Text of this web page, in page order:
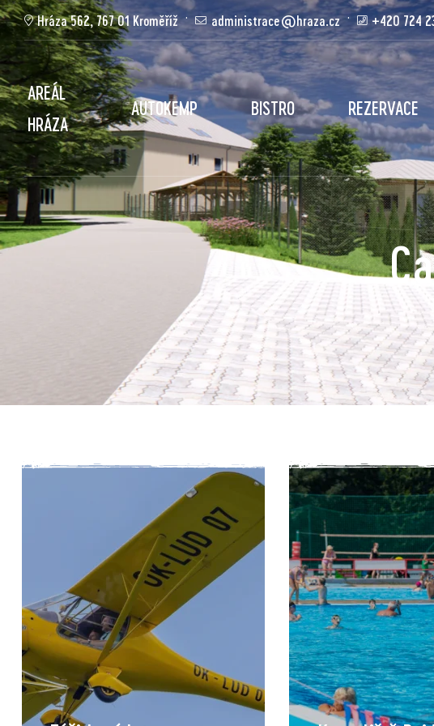
Hráza 562, 767 01 Kroměříž administrace@hraza.cz +420 724
AREÁL
HRÁZA
AUTOKEMP BISTRO REZERVACE